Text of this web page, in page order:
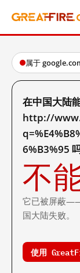
属于
在中国大陆
http://
6%B3%95
不能
它已被屏蔽
国大陆失败。
使用